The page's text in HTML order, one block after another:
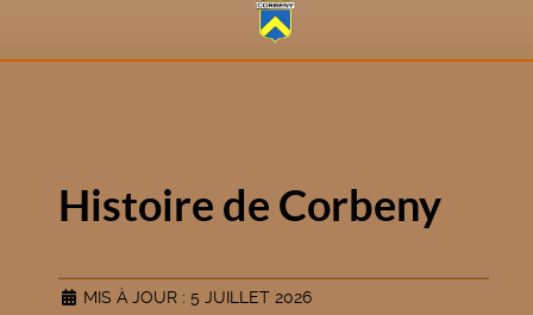
Histoire de Corbeny
MIS À JOUR : 5 JUILLET 2026